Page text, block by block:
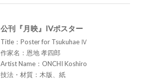
公刊『月映』IVポスター
Title：Poster for Tsukuhae Ⅳ
作家名：恩地 孝四郎
Artist Name：ONCHI Koshiro
技法・材質：木版、紙